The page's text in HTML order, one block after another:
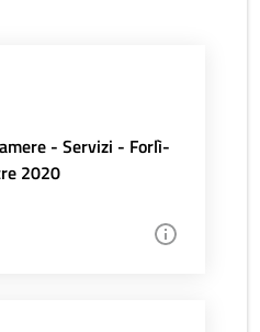
- Servizi - Forlì-
2020